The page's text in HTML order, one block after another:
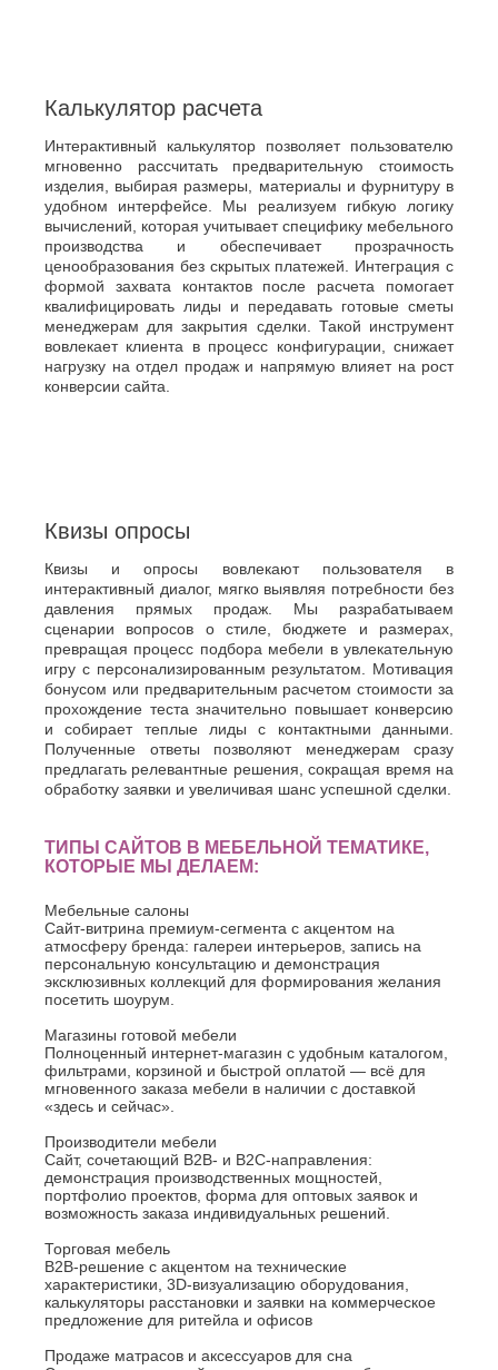
Калькулятор расчета
Интерактивный калькулятор позволяет пользователю
мгновенно рассчитать предварительную стоимость
изделия, выбирая размеры, материалы и фурнитуру в
удобном интерфейсе. Мы реализуем гибкую логику
вычислений, которая учитывает специфику мебельного
производства и обеспечивает прозрачность
ценообразования без скрытых платежей. Интеграция с
формой захвата контактов после расчета помогает
квалифицировать лиды и передавать готовые сметы
менеджерам для закрытия сделки. Такой инструмент
вовлекает клиента в процесс конфигурации, снижает
нагрузку на отдел продаж и напрямую влияет на рост
конверсии сайта.
Квизы опросы
Квизы и опросы вовлекают пользователя в
интерактивный диалог, мягко выявляя потребности без
давления прямых продаж. Мы разрабатываем
сценарии вопросов о стиле, бюджете и размерах,
превращая процесс подбора мебели в увлекательную
игру с персонализированным результатом. Мотивация
бонусом или предварительным расчетом стоимости за
прохождение теста значительно повышает конверсию
и собирает теплые лиды с контактными данными.
Полученные ответы позволяют менеджерам сразу
предлагать релевантные решения, сокращая время на
обработку заявки и увеличивая шанс успешной сделки.
ТИПЫ САЙТОВ В МЕБЕЛЬНОЙ ТЕМАТИКЕ,
КОТОРЫЕ МЫ ДЕЛАЕМ:
Мебельные салоны
Сайт-витрина премиум-сегмента с акцентом на
атмосферу бренда: галереи интерьеров, запись на
персональную консультацию и демонстрация
эксклюзивных коллекций для формирования желания
посетить шоурум.
Магазины готовой мебели
Полноценный интернет-магазин с удобным каталогом,
фильтрами, корзиной и быстрой оплатой — всё для
мгновенного заказа мебели в наличии с доставкой
«здесь и сейчас».
Производители мебели
Сайт, сочетающий B2B- и B2C-направления:
демонстрация производственных мощностей,
портфолио проектов, форма для оптовых заявок и
возможность заказа индивидуальных решений.
Торговая мебель
B2B-решение с акцентом на технические
характеристики, 3D-визуализацию оборудования,
калькуляторы расстановки и заявки на коммерческое
предложение для ритейла и офисов
Продаже матрасов и аксессуаров для сна